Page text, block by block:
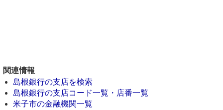
関連情報
島根銀行の支店を検索
島根銀行の支店コード一覧・店番一覧
米子市の金融機関一覧